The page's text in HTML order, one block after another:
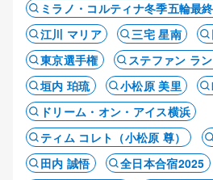
ミラノ・コルティナ冬季五輪最
江川 マリア
三宅 星南
東京選手権
ステファン ラ
垣内 珀琉
小松原 美里
ドリーム・オン・アイス横浜
ティム コレト（小松原 尊）
田内 誠悟
全日本合宿2025